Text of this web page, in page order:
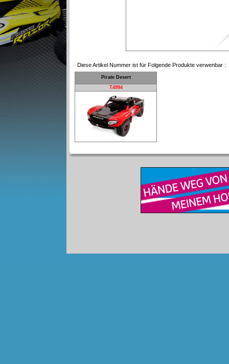
Diese Artikel Nummer ist für Folgende Produkte verwenbar :
Pirate Desert
T4994